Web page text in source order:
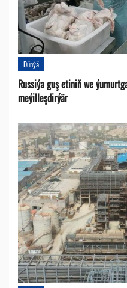
Dünýä
Russiýa guş etiniň we
meýilleşdirýär